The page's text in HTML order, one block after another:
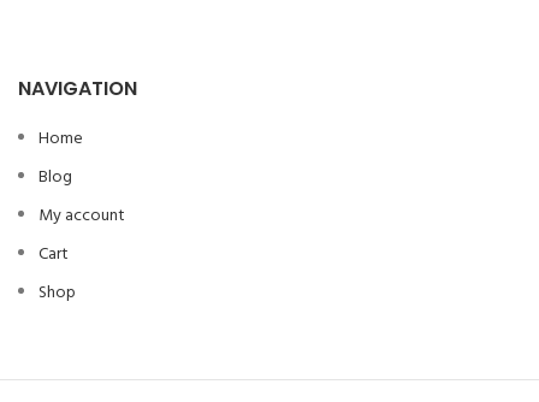
NAVIGATION
Home
Blog
My account
Cart
Shop